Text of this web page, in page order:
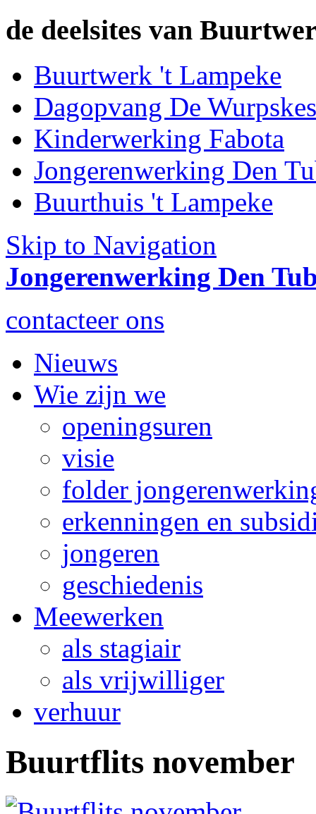
de deelsites van
Buurtwerk 't Lampeke
Dagopvang De Wurpskes
Kinderwerking Fabota
Jongerenwerking Den
Buurthuis 't Lampeke
Skip to Navigation
Jongerenwerking Den
contacteer ons
Nieuws
Wie zijn we
openingsuren
visie
folder
erkenningen en
jongeren
geschiedenis
Meewerken
als stagiair
als vrijwilliger
verhuur
Buurtflits november